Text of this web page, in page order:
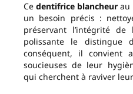
Cedentifrice blancheur au
un besoin précis :
préservant l’intégrité de
polissante le distingue
conséquent, il convient
soucieuses de leur
qui cherchent à raviver